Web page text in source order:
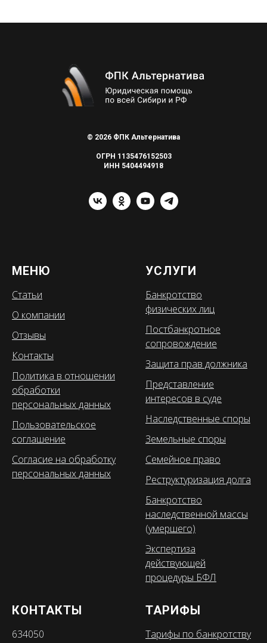
© 2026 ФПК Альтернатива
ОГРН 1135476152503
ИНН 5404494918
МЕНЮ
Статьи
О компании
Отзывы
Контакты
Политика в отношении
обработки
персональных данных
Пользовательское
соглашение
Согласие на обработку
персональных данных
УСЛУГИ
Банкротство
физических лиц
Постбанкротное
сопровождение
Защита прав должника
Представление
интересов в суде
Наследственные споры
Земельные споры
Семейное право
Реструктуризация долга
Банкротство
наследственной массы
(умершего)
Экспертиза
действующей
процедуры БФЛ
КОНТАКТЫ
634050
ТАРИФЫ
Тарифы по банкротству